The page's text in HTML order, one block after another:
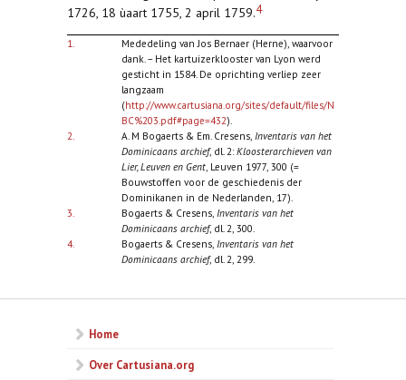
1726, 18 ùaart 1755, 2 april 1759.4
1.
Mededeling van Jos Bernaer (Herne), waarvoor
dank. – Het kartuizerklooster van Lyon werd
gesticht in 1584. De oprichting verliep zeer
langzaam
(http://www.cartusiana.org/sites/default/files/N
BC%203.pdf#page=432).
2.
A. M Bogaerts & Em. Cresens, Inventaris van het
Dominicaans archief, dl. 2:Kloosterarchieven van
Lier, Leuven en Gent, Leuven 1977, 300 (=
Bouwstoffen voor de geschiedenis der
Dominikanen in de Nederlanden, 17).
3.
Bogaerts & Cresens, Inventaris van het
Dominicaans archief, dl. 2, 300.
4.
Bogaerts & Cresens, Inventaris van het
Dominicaans archief, dl. 2, 299.
Home
Over Cartusiana.org